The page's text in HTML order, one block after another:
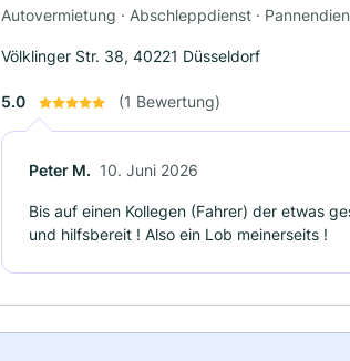
Autovermietung · Abschleppdienst ·
Völklinger Str. 38, 40221 Düsseldorf
5.0 (1 Bewertung)
Peter M. 10. Juni 2026
Bis auf einen Kollegen (Fahrer) der etwas
und hilfsbereit ! Also ein Lob meinerseits !